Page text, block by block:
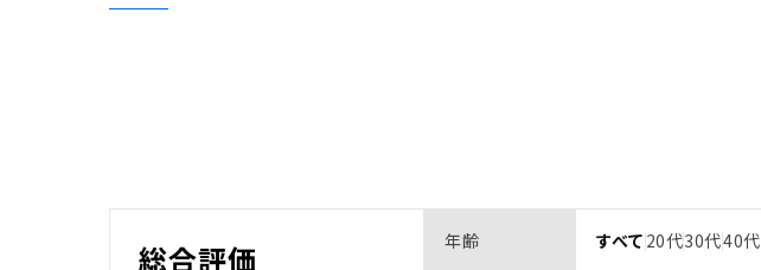
総合評価 年齢 すべて 20代30代40代